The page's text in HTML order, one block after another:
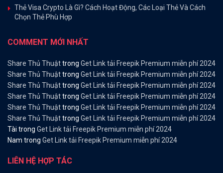
Thẻ Visa Crypto Là Gì? Cách Hoạt Động, Các Loại Thẻ Và Cách
Chọn Thẻ Phù Hợp
COMMENT MỚI NHẤT
Share Thủ Thuậttrong Get Link tải Freepik Premium miễn phí 2024
Share Thủ Thuậttrong Get Link tải Freepik Premium miễn phí 2024
Share Thủ Thuậttrong Get Link tải Freepik Premium miễn phí 2024
Share Thủ Thuậttrong Get Link tải Freepik Premium miễn phí 2024
Share Thủ Thuậttrong Get Link tải Freepik Premium miễn phí 2024
Share Thủ Thuậttrong Get Link tải Freepik Premium miễn phí 2024
Tài trong Get Link tải Freepik Premium miễn phí 2024
Nam trong Get Link tải Freepik Premium miễn phí 2024
LIÊN HỆ HỢP TÁC